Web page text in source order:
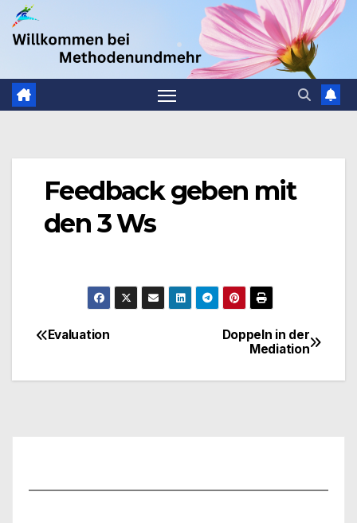
Zum
Inhalt
.
Feedback geben mit
den 3 Ws
BeitragsnavigationDoppeln in der
Mediation
Evaluation